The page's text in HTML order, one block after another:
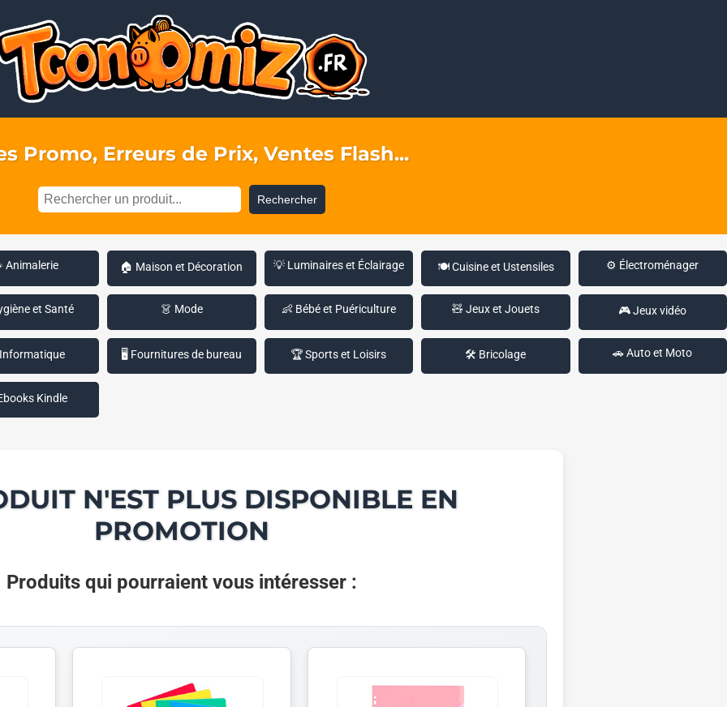
Promo, Erreurs de Prix, Ventes Flash...
Rechercher
Animalerie 🏠 Maison et Décoration 💡 Luminaires et Éclairage 🍽️ Cuisine et Ustensiles ⚙️ Électroménager
et Santé 👗 Mode 👶 Bébé et Puériculture 🧸 Jeux et Jouets 🎮 Jeux vidéo
🖥️ Fournitures de bureau 🏆 Sports et Loisirs 🛠️ Bricolage 🚗 Auto et Moto
Kindle
N'EST PLUS DISPONIBLE EN
PROMOTION
Produits qui pourraient vous intéresser :